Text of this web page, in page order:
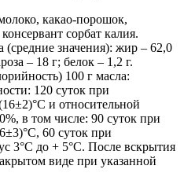
какао-порошок,
сорбат калия.
(средние значения): жир – 62,0
– 18 г; белок – 1,2 г.
100 г масла:
120 суток при
и относительной
в том числе: 90 суток при
60 суток при
3°С до + 5°С. После вскрытия
виде при указанной